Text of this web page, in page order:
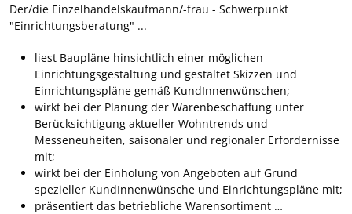
Der/die Einzelhandelskaufmann/-frau - Schwerpunkt
"Einrichtungsberatung" ...
liest Baupläne hinsichtlich einer möglichen
Einrichtungsgestaltung und gestaltet Skizzen und
Einrichtungspläne gemäß KundInnenwünschen;
wirkt bei der Planung der Warenbeschaffung unter
Berücksichtigung aktueller Wohntrends und
Messeneuheiten, saisonaler und regionaler Erfordernisse
mit;
wirkt bei der Einholung von Angeboten auf Grund
spezieller KundInnenwünsche und Einrichtungspläne mit;
präsentiert das betriebliche Warensortiment …